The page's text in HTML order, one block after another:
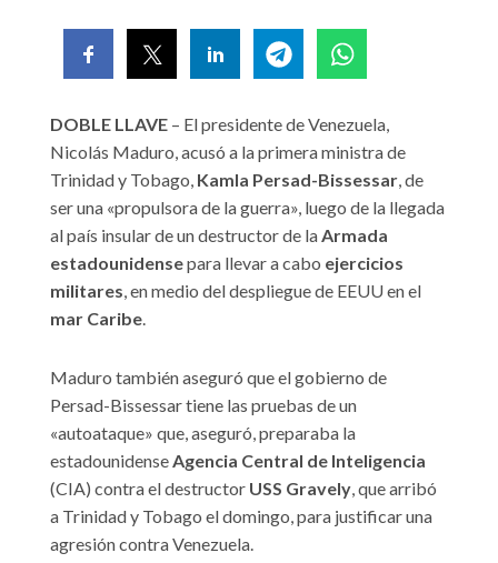
DOBLE LLAVE – El presidente de Venezuela,
Nicolás Maduro, acusó a la primera ministra de
Trinidad y Tobago, Kamla Persad-Bissessar, de
ser una «propulsora de la guerra», luego de la llegada
al país insular de un destructor de laArmada
estadounidensepara llevar a cabo ejercicios
militares, en medio del despliegue de EEUU en el
mar Caribe.
Maduro también aseguró que el gobierno de
Persad-Bissessar tiene las pruebas de un
«autoataque» que, aseguró, preparaba la
estadounidenseAgencia Central de Inteligencia
(CIA) contra el destructor USS Gravely, que arribó
a Trinidad y Tobago el domingo, para justificar una
agresión contra Venezuela.